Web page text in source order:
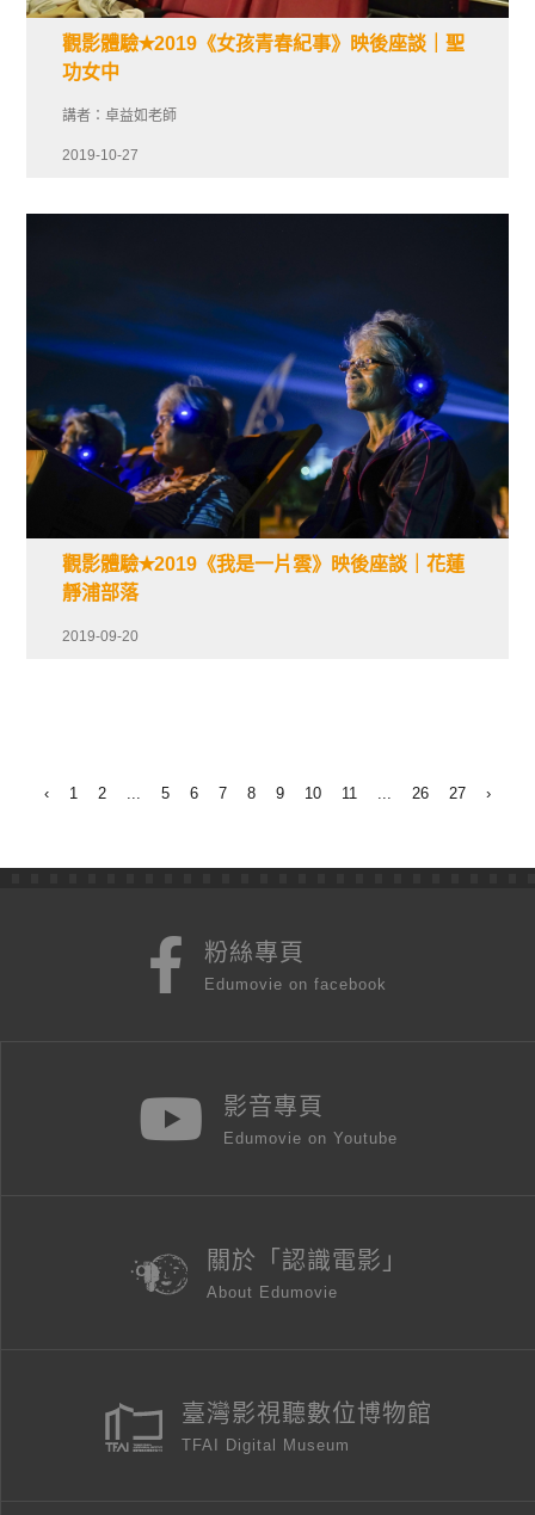
觀影體驗✭2019《女孩青春紀事》映後座談｜聖
功女中
講者：卓益如老師
2019-10-27
觀影體驗✭2019《我是一片雲》映後座談｜花蓮
靜浦部落
2019-09-20
‹ 1 2 ... 5 6 7 8 9 10 11 ... 26 27 ›
粉絲專頁
Edumovie on facebook
影音專頁
Edumovie on Youtube
關於「認識電影」
About Edumovie
臺灣影視聽數位博物館
TFAI Digital Museum